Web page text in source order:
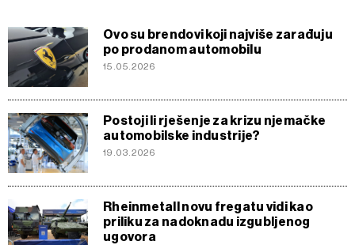
Ovo su brendovi koji najviše zarađuju
po prodanom automobilu
15.05.2026
Postoji li rješenje za krizu njemačke
automobilske industrije?
19.03.2026
Rheinmetall novu fregatu vidi kao
priliku za nadoknadu izgubljenog
ugovora